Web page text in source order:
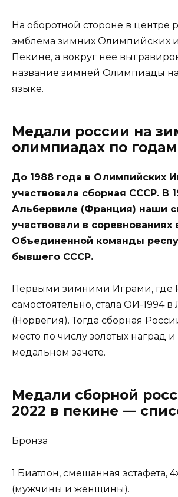
На оборотной стороне в центре
эмблема зимних Олимпийских
Пекине, а вокруг нее
название зимней Олимпиады
языке.
Медали россии на
олимпиадах по годам
До 1988 года в Олимпийских
участвовала сборная СССР. В
Альбервиле (Франция) наши
участвовали в соревнованиях
Объединенной команды
бывшего СССР.
Первыми зимними Играми, где
самостоятельно, стала ОИ-1994
(Норвегия). Тогда сборная
место по числу золотых наград
медальном зачете.
Медали сборной
2022 в пекине —
Бронза
1 Биатлон, смешанная эстафета,
(мужчины и женщины).